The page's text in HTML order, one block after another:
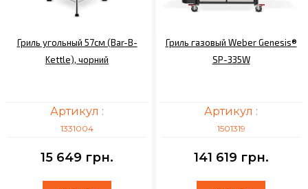
Гриль угольный 57см (Bar-B-
Kettle), чорний
Артикул :
1331004
15 649 грн.
Гриль газовый Weber Genesis®
SP-335W
Артикул :
1501319
141 619 грн.